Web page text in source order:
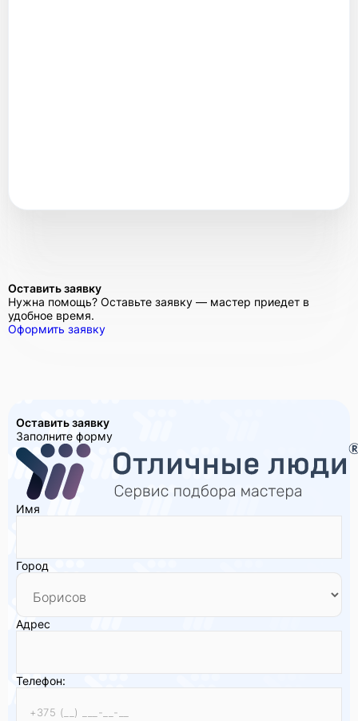
Оставить заявку
Нужна помощь? Оставьте заявку — мастер приедет в
удобное время.
Оформить заявку
Оставить заявку
Заполните форму
Имя
Город
Адрес
Телефон: